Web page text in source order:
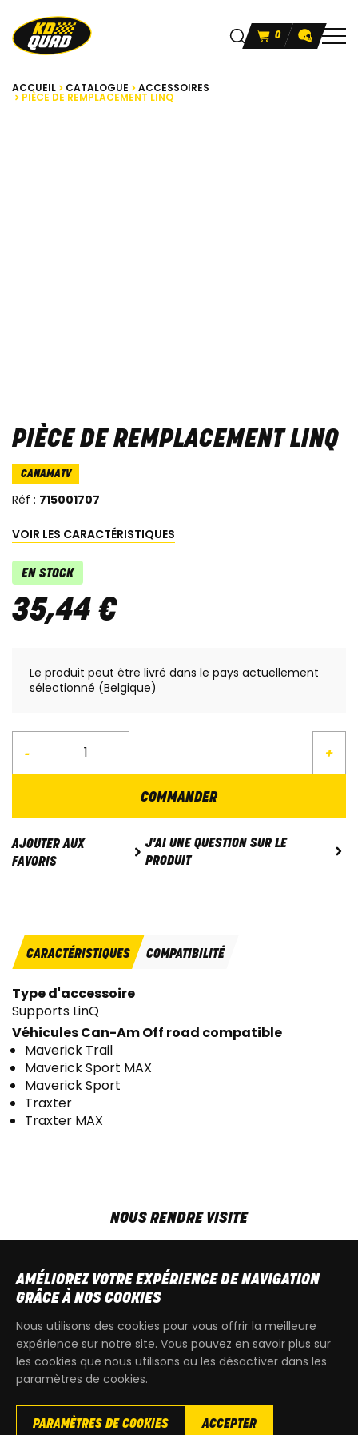
0
ACCUEIL CATALOGUE ACCESSOIRES
PIÈCE DE REMPLACEMENT LINQ
PIÈCE DE REMPLACEMENT LINQ
CANAMATV
Réf : 715001707
VOIR LES CARACTÉRISTIQUES
EN STOCK
35,44 €
Le produit peut être livré dans le pays actuellement
sélectionné (Belgique)
- +
COMMANDER
AJOUTER AUX
FAVORIS
J'AI UNE QUESTION SUR LE
PRODUIT
CARACTÉRISTIQUES COMPATIBILITÉ
Type d'accessoire
Supports LinQ
Véhicules Can-Am Off road compatible
Maverick Trail
Maverick Sport MAX
Maverick Sport
Traxter
Traxter MAX
NOUS RENDRE VISITE
SAM9h00 - 13h30
T+32 64 700 970
AMÉLIOREZ VOTRE EXPÉRIENCE DE NAVIGATION
GRÂCE À NOS COOKIES
Nous utilisons des cookies pour vous offrir la meilleure
expérience sur notre site. Vous pouvez en savoir plus sur
les cookies que nous utilisons ou les désactiver dans les
paramètres de cookies.
PARAMÈTRES DE COOKIES ACCEPTER